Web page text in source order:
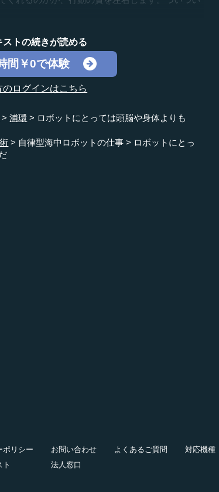
ストの続きが読める
間￥0で体験
のログインはこちら
浦環
ロボットにとっては頭脳や身体よりも
自律型海中ロボットの仕事
ロボットにとっ
ポリシー お問い合わせ よくあるご質問
対応機種
ト 法人窓口